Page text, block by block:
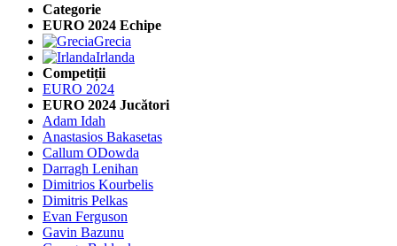
Categorie
EURO 2024 Echipe
Grecia
Irlanda
Competiții
EURO 2024
EURO 2024 Jucători
Adam Idah
Anastasios Bakasetas
Callum ODowda
Darragh Lenihan
Dimitrios Kourbelis
Dimitris Pelkas
Evan Ferguson
Gavin Bazunu